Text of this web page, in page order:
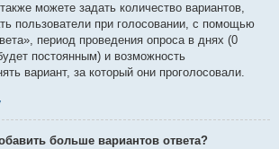
можете задать количество вариантов,
пользователи при голосовании, с помощью
период проведения опроса в днях (0
постоянным) и возможность
вариант, за который они проголосовали.
больше вариантов ответа?